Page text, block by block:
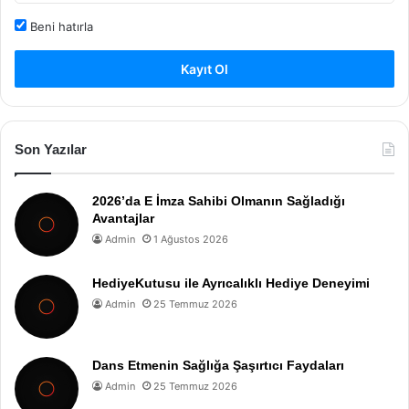
Beni hatırla
Kayıt Ol
Son Yazılar
2026’da E İmza Sahibi Olmanın Sağladığı
Avantajlar
Admin 1 Ağustos 2026
HediyeKutusu ile Ayrıcalıklı Hediye Deneyimi
Admin 25 Temmuz 2026
Dans Etmenin Sağlığa Şaşırtıcı Faydaları
Admin 25 Temmuz 2026